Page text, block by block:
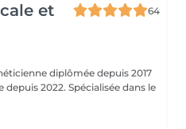
et
64
diplômée depuis 2017
2022. Spécialisée dans le